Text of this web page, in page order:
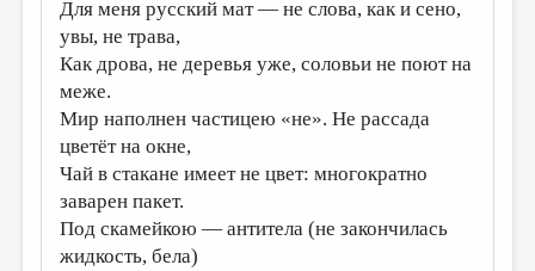
Для меня русский мат — не слова, как и сено,
увы, не трава,
Как дрова, не деревья уже, соловьи не поют на
меже.
Мир наполнен частицею «не». Не рассада
цветёт на окне,
Чай в стакане имеет не цвет: многократно
заварен пакет.
Под скамейкою — антитела (не закончилась
жидкость, бела)